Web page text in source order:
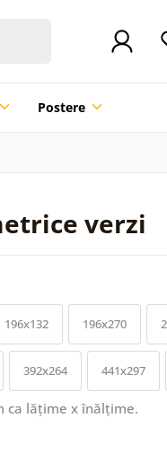
Postere
verzi
196x132 196x270
392x264 441x297
ca lățime x înălțime.